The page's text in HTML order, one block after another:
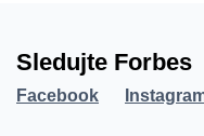
Sledujte Forbes
Facebook